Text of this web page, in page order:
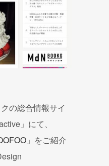
の総合情報サイ
」にて、
」 をご紹介